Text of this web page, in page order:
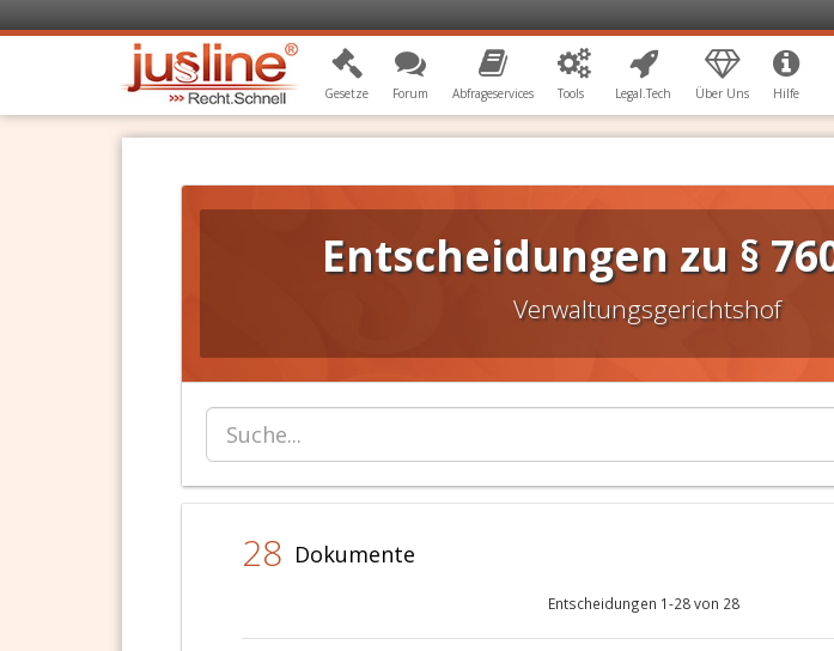
Gesetze Forum Abfrageservices Tools Legal.Tech Über Uns Hilfe
Entscheidungen zu §
Verwaltungsgerichtshof
28 Dokumente
Entscheidungen 1-28 von 28